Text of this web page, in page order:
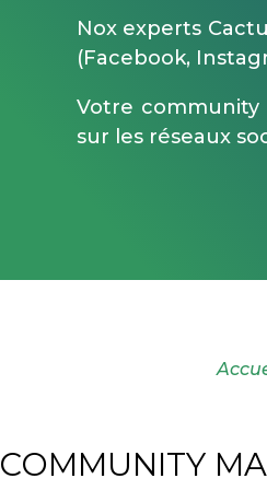
Nox experts
(Facebook,
Votre
sur les réseaux
COMMUNITY